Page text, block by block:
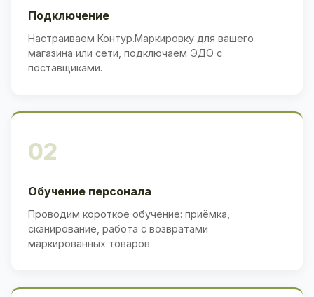
Подключение
Настраиваем Контур.Маркировку для вашего
магазина или сети, подключаем ЭДО с
поставщиками.
02
Обучение персонала
Проводим короткое обучение: приёмка,
сканирование, работа с возвратами
маркированных товаров.